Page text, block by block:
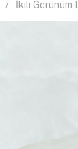
İkili Görünüm